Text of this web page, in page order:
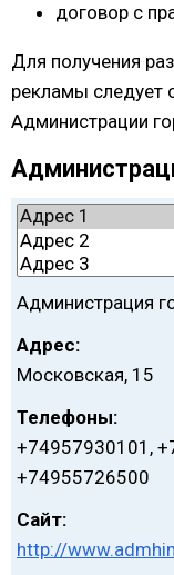
договор с
Для получения
рекламы следует
Администрации
Администрация
Адрес:
Московская, 15
Телефоны:
+74957930101,
+74955726500
Сайт:
http://